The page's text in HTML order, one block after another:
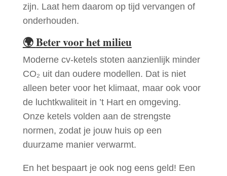
zijn. Laat hem daarom op tijd vervangen of
onderhouden.
🌍Beter voor het milieu
Moderne cv-ketels stoten aanzienlijk minder
CO₂ uit dan oudere modellen. Dat is niet
alleen beter voor het klimaat, maar ook voor
de luchtkwaliteit in ’t Hart en omgeving.
Onze ketels volden aan de strengste
normen, zodat je jouw huis op een
duurzame manier verwarmt.
En het bespaart je ook nog eens geld! Een